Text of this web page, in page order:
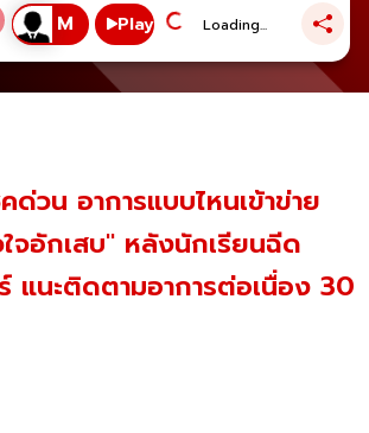
Play Loading...
ด่วน อาการแบบไหนเข้าข่าย
จอักเสบ" หลังนักเรียนฉีด
แนะติดตามอาการต่อเนื่อง 30